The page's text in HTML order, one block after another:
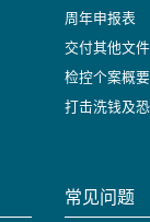
周年申报表
交付其他文
检控个案概要
打击洗钱及
常见问题